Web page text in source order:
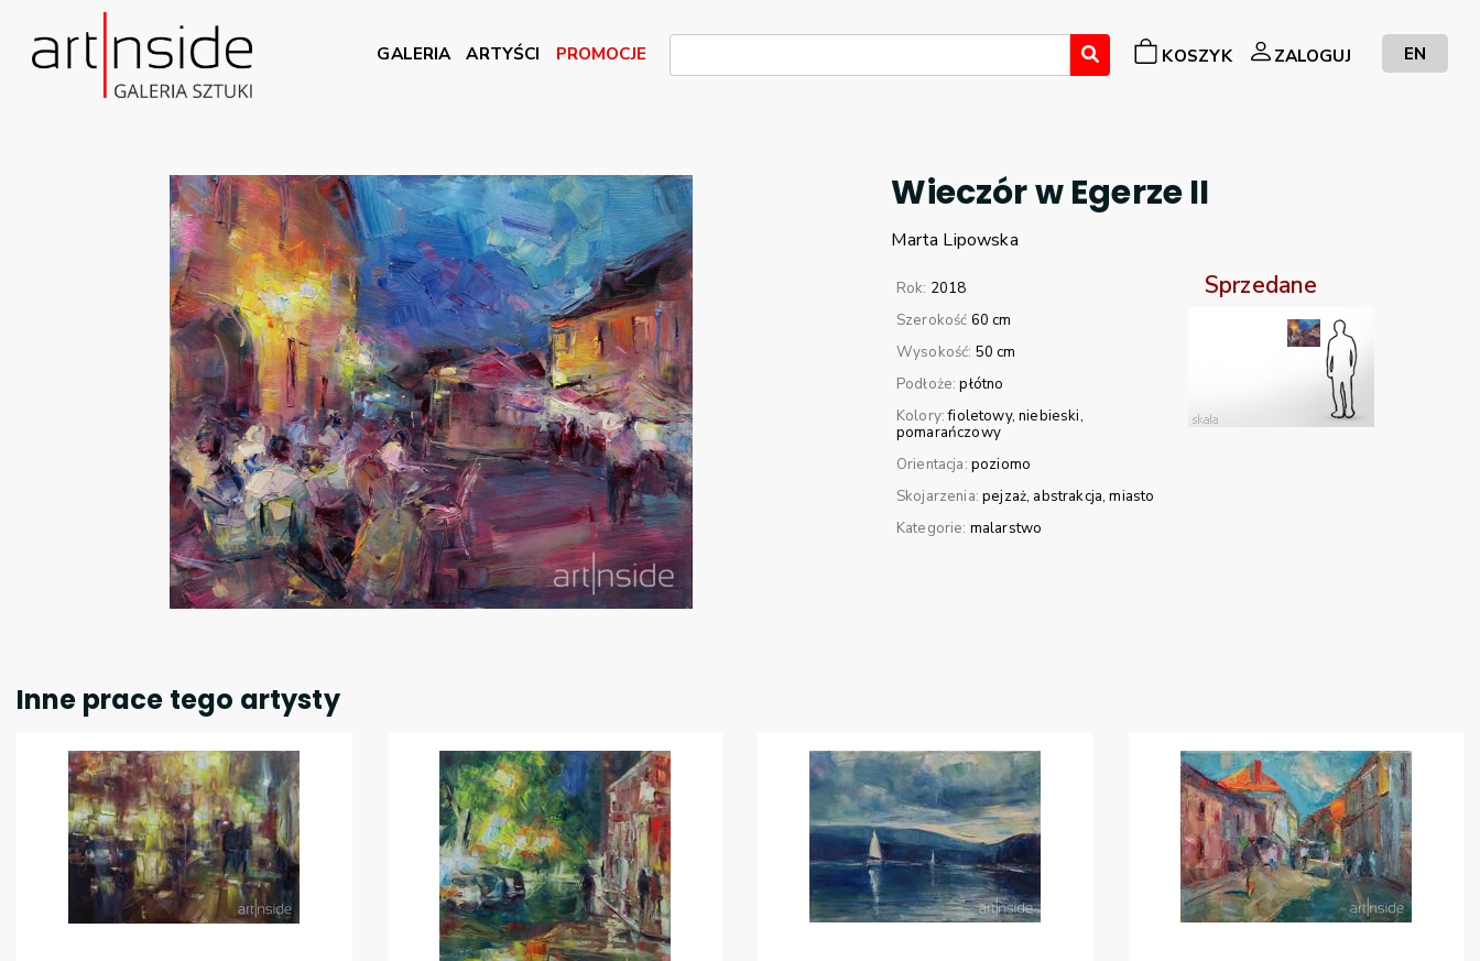
GALERIA ARTYŚCI PROMOCJE KOSZYK ZALOGUJ EN
Wieczór w Egerze II
Marta Lipowska
Rok: 2018
Szerokość 60 cm
Wysokość: 50 cm
Podłoże:płótno
Kolory:fioletowy niebieski
pomarańczowy
Orientacja: poziomo
Skojarzenia:pejzaż abstrakcja miasto
Kategorie: malarstwo
Sprzedane
Inne prace tego artysty